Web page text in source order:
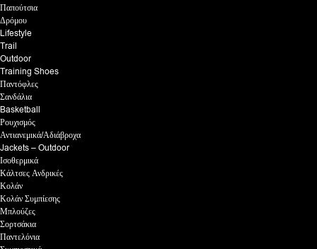
Παπούτσια
Δρόμου
Lifestyle
Trail
Outdoor
Training Shoes
Παντόφλες
Σανδάλια
Basketball
Ρουχισμός
Αντιανεμικά/Αδιάβροχα
Jackets – Outdoor
Ισοθερμικά
Κάλτσες Ανδρικές
Κολάν
Κολάν Συμπίεσης
Μπλούζες
Σορτσάκια
Παντελόνια